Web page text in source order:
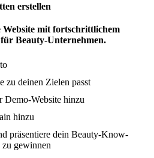
erstellen
Website mit fortschrittlichem
Beauty-Unternehmen.
zu deinen Zielen passt
Demo-Website hinzu
hinzu
präsentiere dein Beauty-Know-
gewinnen